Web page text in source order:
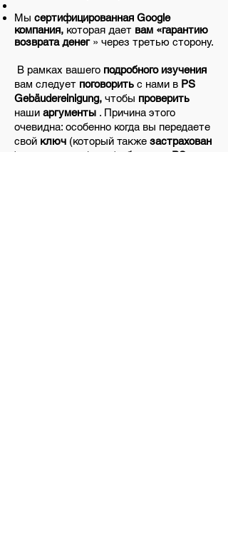
Мы сертифицированная Google
компания, которая дает вам «гарантию
возврата денег » через третью сторону.
В рамках вашего подробного изучения
вам следует поговорить с нами в PS
Gebäudereinigung, чтобы проверить
наши аргументы . Причина этого
очевидна: особенно когда вы передаете
свой ключ (который также застрахован
) от
(дома) уборщику PS,